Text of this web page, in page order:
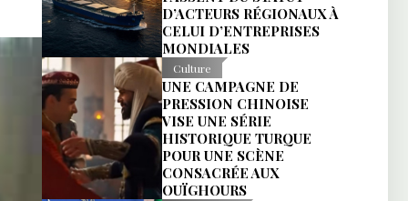
D’ACTEURS RÉGIONAUX À
CELUI D’ENTREPRISES
MONDIALES
Culture
UNE CAMPAGNE DE
PRESSION CHINOISE
VISE UNE SÉRIE
HISTORIQUE TURQUE
POUR UNE SCÈNE
CONSACRÉE AUX
OUÏGHOURS